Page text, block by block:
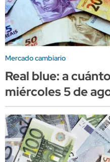
Mercado cambiario
Real blue: a
miércoles 5 de